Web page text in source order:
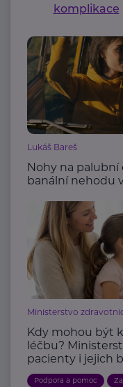
komplikace
Lukáš Bareš
Nohy na palubní
banální nehodu
Ministerstvo
Kdy mohou být
léčbu?
pacienty i jejich
Podpora a pomoc